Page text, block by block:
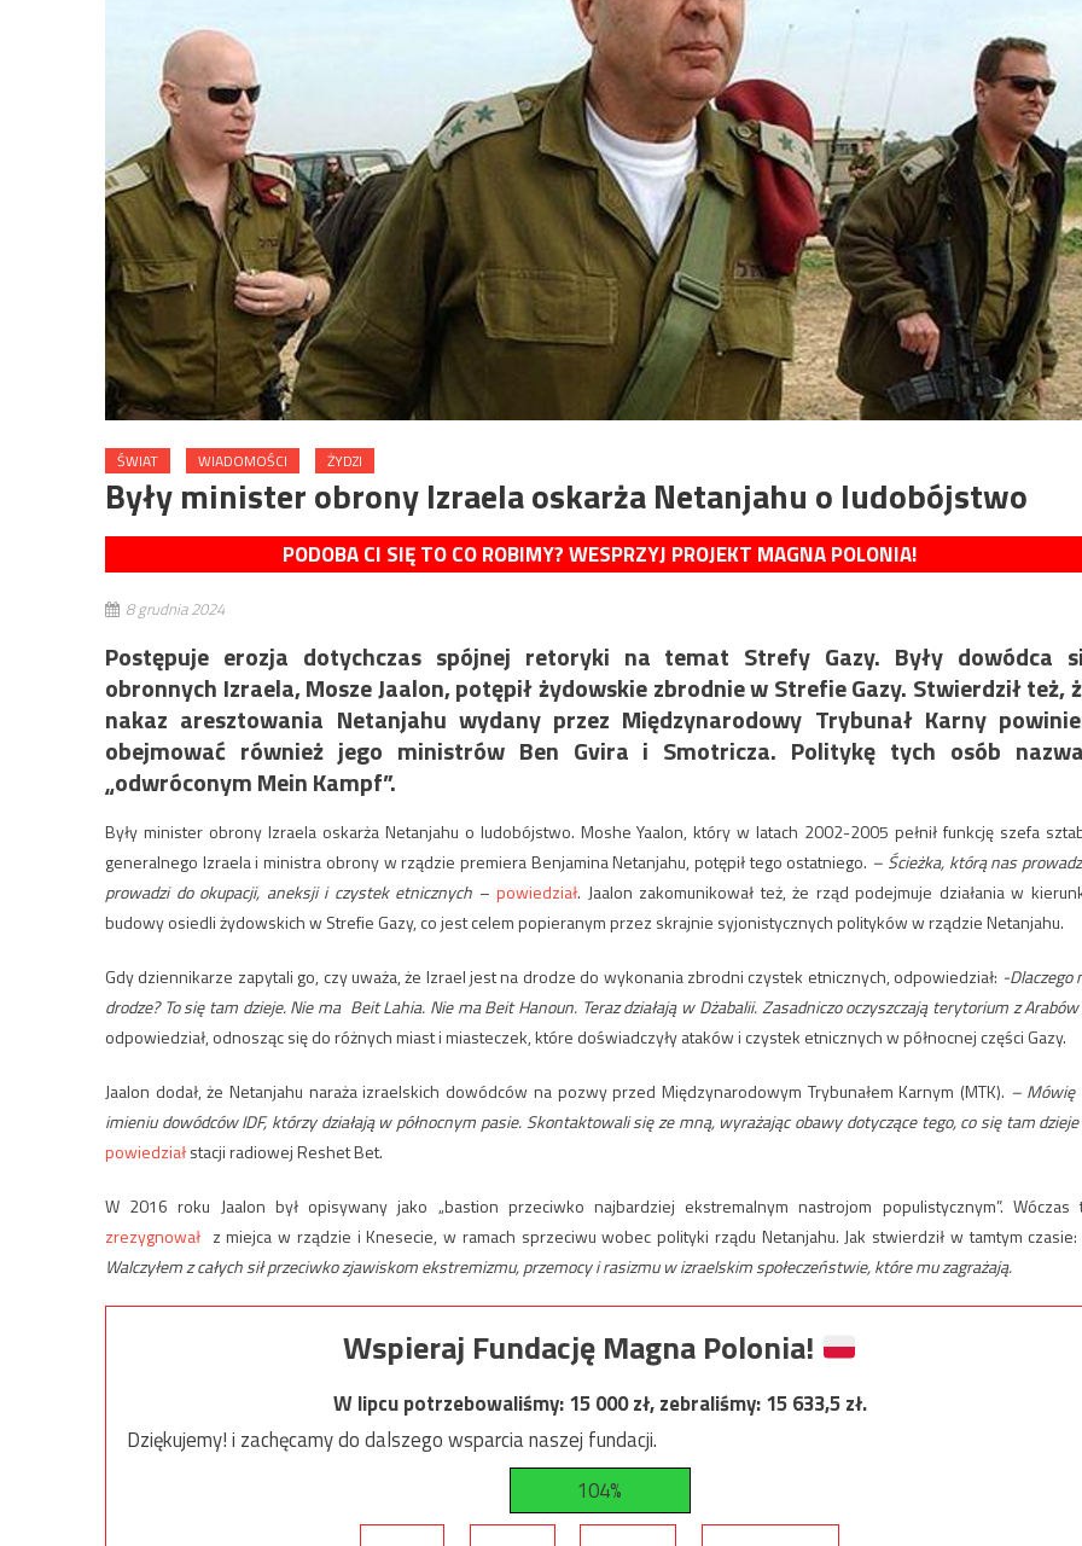
ŚWIAT WIADOMOŚCI ŻYDZI
Były minister obrony Izraela oskarża Netanjahu o ludobójstwo
PODOBA CI SIĘ TO CO ROBIMY? WESPRZYJ PROJEKT MAGNA POLONIA!
8 grudnia 2024
Postępuje erozja dotychczas spójnej retoryki na temat Strefy Gazy. Były dowódca
obronnych Izraela, Mosze Jaalon, potępił żydowskie zbrodnie w Strefie Gazy. Stwierdził też,
nakaz aresztowania Netanjahu wydany przez Międzynarodowy Trybunał Karny
obejmować również jego ministrów Ben Gvira i Smotricza. Politykę tych osób
„odwróconym Mein Kampf”.
Były minister obrony Izraela oskarża Netanjahu o ludobójstwo. Moshe Yaalon, który w latach 2002-2005 pełnił funkcję szefa
generalnego Izraela i ministra obrony w rządzie premiera Benjamina Netanjahu, potępił tego ostatniego. – Ścieżka, którą nas
prowadzi do okupacji, aneksji i czystek etnicznych –powiedział. Jaalon zakomunikował też, że rząd podejmuje działania w
budowy osiedli żydowskich w Strefie Gazy, co jest celem popieranym przez skrajnie syjonistycznych polityków w rządzie Netanjahu.
Gdy dziennikarze zapytali go, czy uważa, że ​​Izrael jest na drodze do wykonania zbrodni czystek etnicznych, odpowiedział: -Dlaczego
drodze? To się tam dzieje.Nie ma Beit Lahia. Nie ma Beit Hanoun. Teraz działają w Dżabalii. Zasadniczo oczyszczają terytorium z Arabów
odpowiedział, odnosząc się do różnych miast i miasteczek, które doświadczyły ataków i czystek etnicznych w północnej części Gazy.
Jaalon dodał, że Netanjahu naraża izraelskich dowódców na pozwy przed Międzynarodowym Trybunałem Karnym (MTK). – Mówię
imieniu dowódców IDF, którzy działają w północnym pasie. Skontaktowali się ze mną, wyrażając obawy dotyczące tego, co się tam dzieje
powiedziałstacji radiowej Reshet Bet.
W 2016 roku Jaalon był opisywany jako „bastion przeciwko najbardziej ekstremalnym nastrojom populistycznym”. Wóczas
zrezygnował z miejca w rządzie i Knesecie, w ramach sprzeciwu wobec polityki rządu Netanjahu. Jak stwierdził w tamtym czasie:
Walczyłem z całych sił przeciwko zjawiskom ekstremizmu, przemocy i rasizmu w izraelskim społeczeństwie, które mu zagrażają.
Wspieraj Fundację Magna Polonia!
W lipcu potrzebowaliśmy:15 000zł, zebraliśmy:15 633,5zł.
Dziękujemy! i zachęcamy do dalszego wsparcia naszej fundacji.
104%